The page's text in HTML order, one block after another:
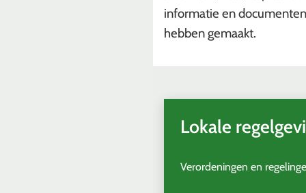
informatie en
hebben gemaakt.
Lokale
Verordeningen en